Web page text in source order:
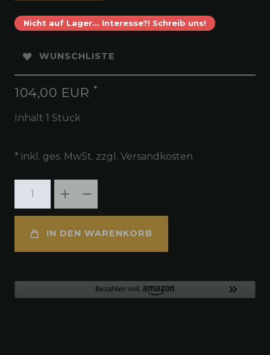
Nicht auf Lager... Interesse?! Schreib uns!
WUNSCHLISTE
104,00 EUR *
Inhalt 1 Stück
* inkl. ges. MwSt. zzgl. Versandkosten
IN DEN WARENKORB